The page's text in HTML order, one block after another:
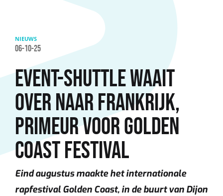
Overslaan en naar de inhoud gaan
NIEUWS
06-10-25
EVENT-SHUTTLE WAAIT
OVER NAAR FRANKRIJK,
PRIMEUR VOOR GOLDEN
COAST FESTIVAL
Eind augustus maakte het internationale
rapfestival Golden Coast, in de buurt van Dijon